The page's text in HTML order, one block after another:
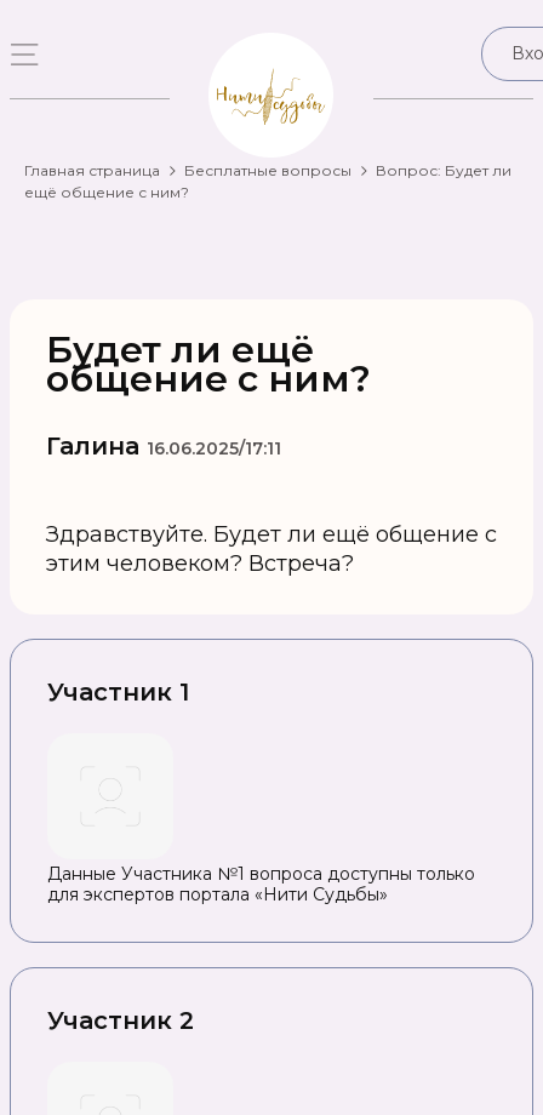
Главная страница Бесплатные вопросы
Вопрос: Будет ли
ещё общение с ним?
Будет ли ещё
общение с ним?
Галина 16.06.2025/17:11
Здравствуйте. Будет ли ещё общение с
этим человеком? Встреча?
Участник 1
Данные Участника №1 вопроса доступны только
для экспертов портала «Нити Судьбы»
Участник 2